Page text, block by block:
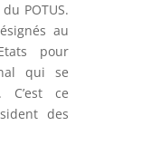
POTUS.
au
pour
qui se
C’est ce
des